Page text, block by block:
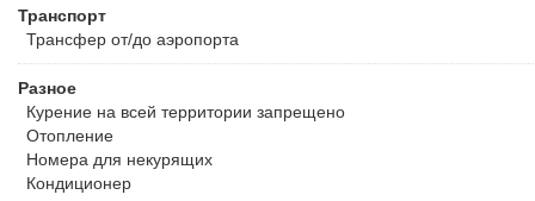
Транспорт
Трансфер от/до аэропорта
Разное
Курение на всей территории запрещено
Отопление
Номера для некурящих
Кондиционер